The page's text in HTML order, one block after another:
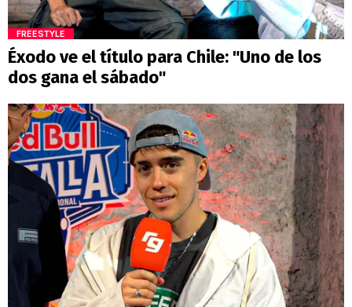
FREESTYLE
Éxodo ve el título para Chile: "Uno de los
dos gana el sábado"